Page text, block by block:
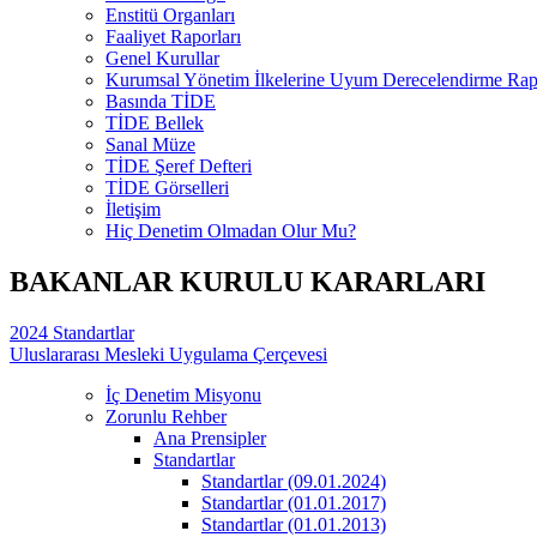
Enstitü Organları
Faaliyet Raporları
Genel Kurullar
Kurumsal Yönetim İlkelerine Uyum Derecelendirme
Basında TİDE
TİDE Bellek
Sanal Müze
TİDE Şeref Defteri
TİDE Görselleri
İletişim
Hiç Denetim Olmadan Olur Mu?
BAKANLAR KURULU KARARLARI
2024 Standartlar
Uluslararası Mesleki Uygulama Çerçevesi
İç Denetim Misyonu
Zorunlu Rehber
Ana Prensipler
Standartlar
Standartlar (09.01.2024)
Standartlar (01.01.2017)
Standartlar (01.01.2013)